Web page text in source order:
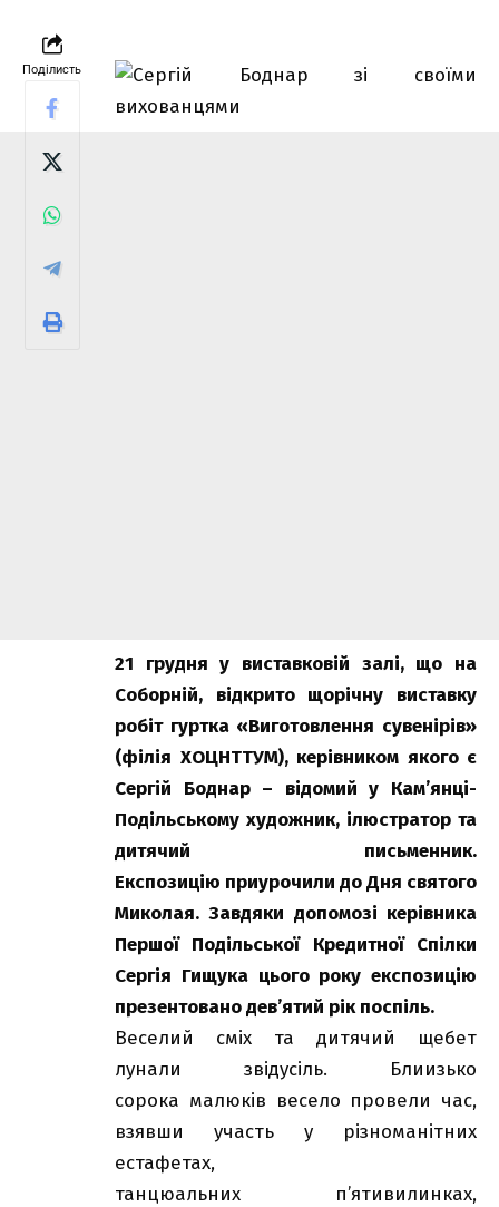
Поділисть
21 грудня у виставковій залі, що на
Соборній, відкрито щорічну виставку
робіт гуртка «Виготовлення сувенірів»
(філія ХОЦНТТУМ), керівником якого є
Сергій Боднар – відомий у Кам’янці-
Подільському художник, ілюстратор та
дитячий письменник.
Експозицію приурочили до Дня святого
Миколая. Завдяки допомозі керівника
Першої Подільської Кредитної Спілки
Сергія Гищука цього року експозицію
презентовано дев’ятий рік поспіль.
Веселий сміх та дитячий щебет
лунали звідусіль. Блиизько
сорока малюків весело провели час,
взявши участь у різноманітних
естафетах,
танцюальних п’ятивилинках,